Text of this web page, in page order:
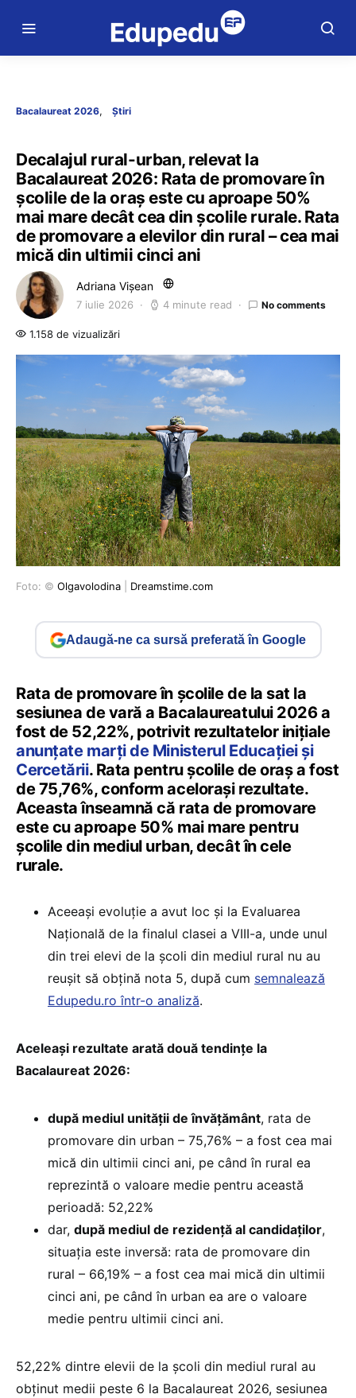
Bacalaureat 2026 Știri
Decalajul rural-urban, relevat la
Bacalaureat 2026: Rata de promovare în
școlile de la oraș este cu aproape 50%
mai mare decât cea din școlile rurale. Rata
de promovare a elevilor din rural – cea mai
mică din ultimii cinci ani
Adriana Vișean
7 iulie 2026 4 minute read No comments
1.158 de vizualizări
Foto: © Olgavolodina Dreamstime.com
Adaugă-ne ca sursă preferată în Google
Rata de promovare în școlile de la sat la
sesiunea de vară a Bacalaureatului 2026 a
fost de 52,22%, potrivit rezultatelor inițiale
anunțate marți de Ministerul Educației și
Cercetării. Rata pentru școlile de oraș a fost
de 75,76%, conform acelorași rezultate.
Aceasta înseamnă că rata de promovare
este cu aproape 50% mai mare pentru
școlile din mediul urban, decât în cele
rurale.
Aceeași evoluție a avut loc și la Evaluarea
Națională de la finalul clasei a VIII-a, unde unul
din trei elevi de la școli din mediul rural nu au
reușit să obțină nota 5, după cum semnalează
Edupedu.ro într-o analiză.
Aceleași rezultate arată două tendințe la
Bacalaureat 2026:
după mediul unității de învățământ, rata de
promovare din urban – 75,76% – a fost cea mai
mică din ultimii cinci ani, pe când în rural ea
reprezintă o valoare medie pentru această
perioadă: 52,22%
dar, după mediul de rezidență al candidaților,
situația este inversă: rata de promovare din
rural – 66,19% – a fost cea mai mică din ultimii
cinci ani, pe când în urban ea are o valoare
medie pentru ultimii cinci ani.
52,22% dintre elevii de la școli din mediul rural au
obținut medii peste 6 la Bacalaureat 2026, sesiunea